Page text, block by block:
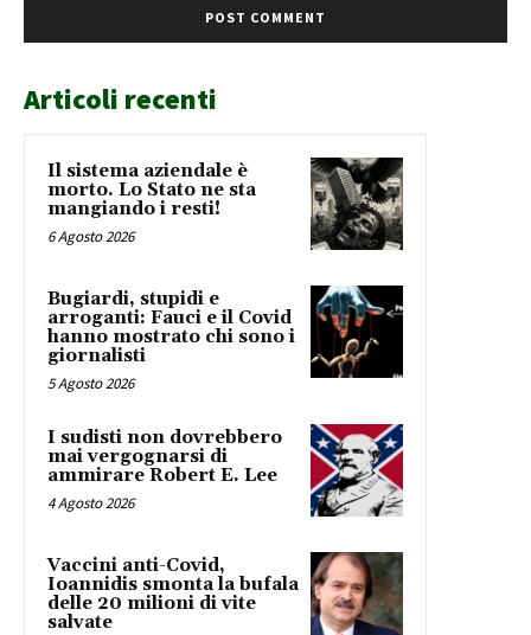
Articoli recenti
Il sistema aziendale è
morto. Lo Stato ne sta
mangiando i resti!
6 Agosto 2026
Bugiardi, stupidi e
arroganti: Fauci e il Covid
hanno mostrato chi sono i
giornalisti
5 Agosto 2026
I sudisti non dovrebbero
mai vergognarsi di
ammirare Robert E. Lee
4 Agosto 2026
Vaccini anti-Covid,
Ioannidis smonta la bufala
delle 20 milioni di vite
salvate